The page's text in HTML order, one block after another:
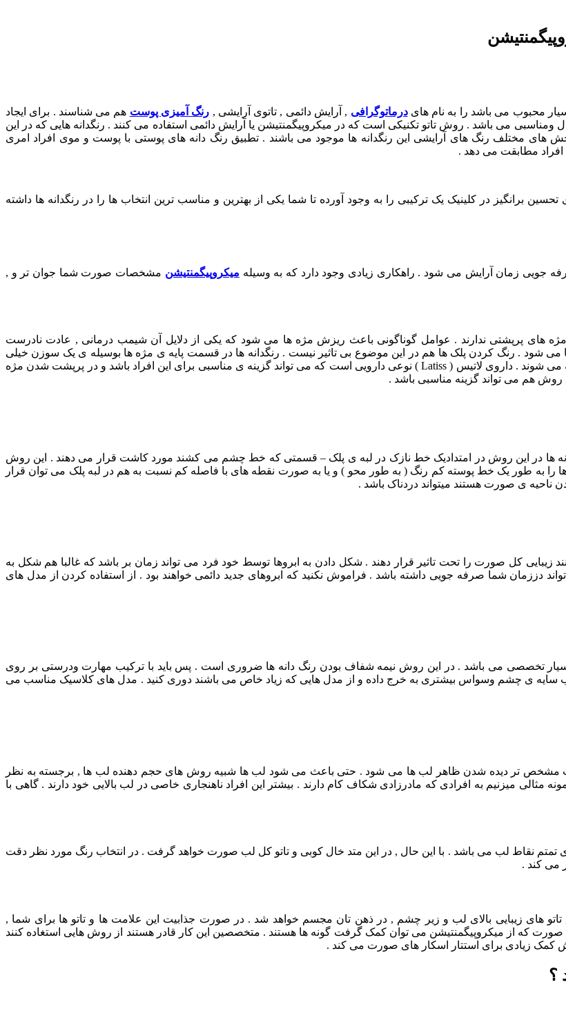
محبوب می باشد را به نام هایدرماتوگرافی , آرایش دائمی , تاتوی آرایشی , رنگ آمیزی پوست هم می شناسند . برای ایجاد
می باشد . روش تاتو تکنیکی است که در میکروپیگمنتیشن یا آرایش دائمی استفاده می کنند . رنگدانه هایی که در این
مختلف رنگ های آرایشی این رنگدانه ها موجود می باشند . تطبیق رنگ دانه های پوستی با پوست و موی افراد امری
مطابقت می دهد .
برانگیز در کلینیک یک ترکیبی را به وجود آورده تا شما یکی از بهترین و مناسب ترین انتخاب ها را در رنگدانه ها داشته
میکروپیگمنتیشن مشخصات صورت شما جوان تر و ,
مژه های پرپشتی ندارند . عوامل گوناگونی باعث ریزش مژه ها می شود که یکی از دلایل آن شیمب درمانی , عادت نادرست
. رنگ کردن پلک ها هم در این موضوع بی تاثیر نیست . رنگدانه ها در قسمت پایه ی مژه ها بوسیله ی یک سوزن خیلی
نازک خال کوبی ,در مدت زمان آرایش دائمی , در صورت به شکل نقطه ای کاشته می شوند . داروی لاتیس ( Latiss ) نوعی دارویی است که می تواند گزینه ی مناسبی برای این افراد باشد و در پرپشت شدن مژه
روش هم می تواند گزینه مناسبی باشد .
ها در این روش در امتدادیک خط نازک در لبه ی پلک – قسمتی که خط چشم می کشند مورد کاشت قرار می دهند . این روش
را به طور یک خط پوسته کم رنگ ( به طور محو ) و یا به صورت نقطه های با فاصله کم نسبت به هم در لبه پلک می توان قرار
ناحیه ی صورت هستند میتواند دردناک باشد .
کل صورت را تحت تاثیر قرار دهند . شکل دادن به ابروها توسط خود فرد می تواند زمان بر باشد که غالبا هم شکل به
دززمان شما صرفه جویی داشته باشد . فراموش نکنید که ابروهای جدید دائمی خواهند بود . از استفاده کردن از مدل های
تخصصی می باشد . در این روش نیمه شفاف بودن رنگ دانه ها ضروری است . پس باید با ترکیب مهارت ودرستی بر روی
سایه ی چشم وسواس بیشتری به خرج داده و از مدل هایی که زیاد خاص می باشند دوری کنید . مدل های کلاسیک مناسب می
مشخص تر دیده شدن ظاهر لب ها می شود . حتی باعث می شود لب ها شبیه روش های حجم دهنده لب ها , برجسته به نظر
میزنیم به افرادی که مادرزادی شکاف کام دارند . بیشتر این افراد ناهنجاری خاصی در لب بالایی خود دارند . گاهی با
نقاط لب می باشد . با این حال , در این متد خال کوبی و تاتو کل لب صورت خواهد گرفت . در انتخاب رنگ مورد نظر دقت
می کند .
های زیبایی بالای لب و زیر چشم , در ذهن تان مجسم خواهد شد . در صورت جذابیت این علامت ها و تاتو ها برای شما ,
که از میکروپیگمنتیشن می توان کمک گرفت گونه ها هستند . متخصصین این کار قادر هستند از روش هایی استغاده کنند
کمک زیادی برای استتار اسکار های صورت می کند .
؟